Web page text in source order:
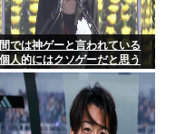
通省の検査機が異常接近し
ントも行ったことないオ
瀬戸サオリ 「久々に」家
では神ゲーと言われている
人的にはクソゲーだと思う
ム挙げてけwww